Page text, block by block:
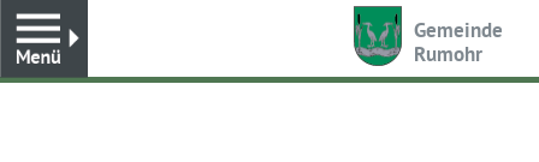
Gemeinde
Rumohr